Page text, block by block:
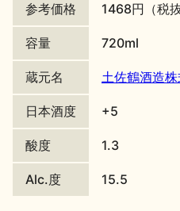
日本酒の楽しみ方特集
地酒・イベント情報
参考価格 1468円（税抜
容量 720ml
蔵元名 土佐鶴酒造
日本酒度 +5
酸度 1.3
Alc.度 15.5